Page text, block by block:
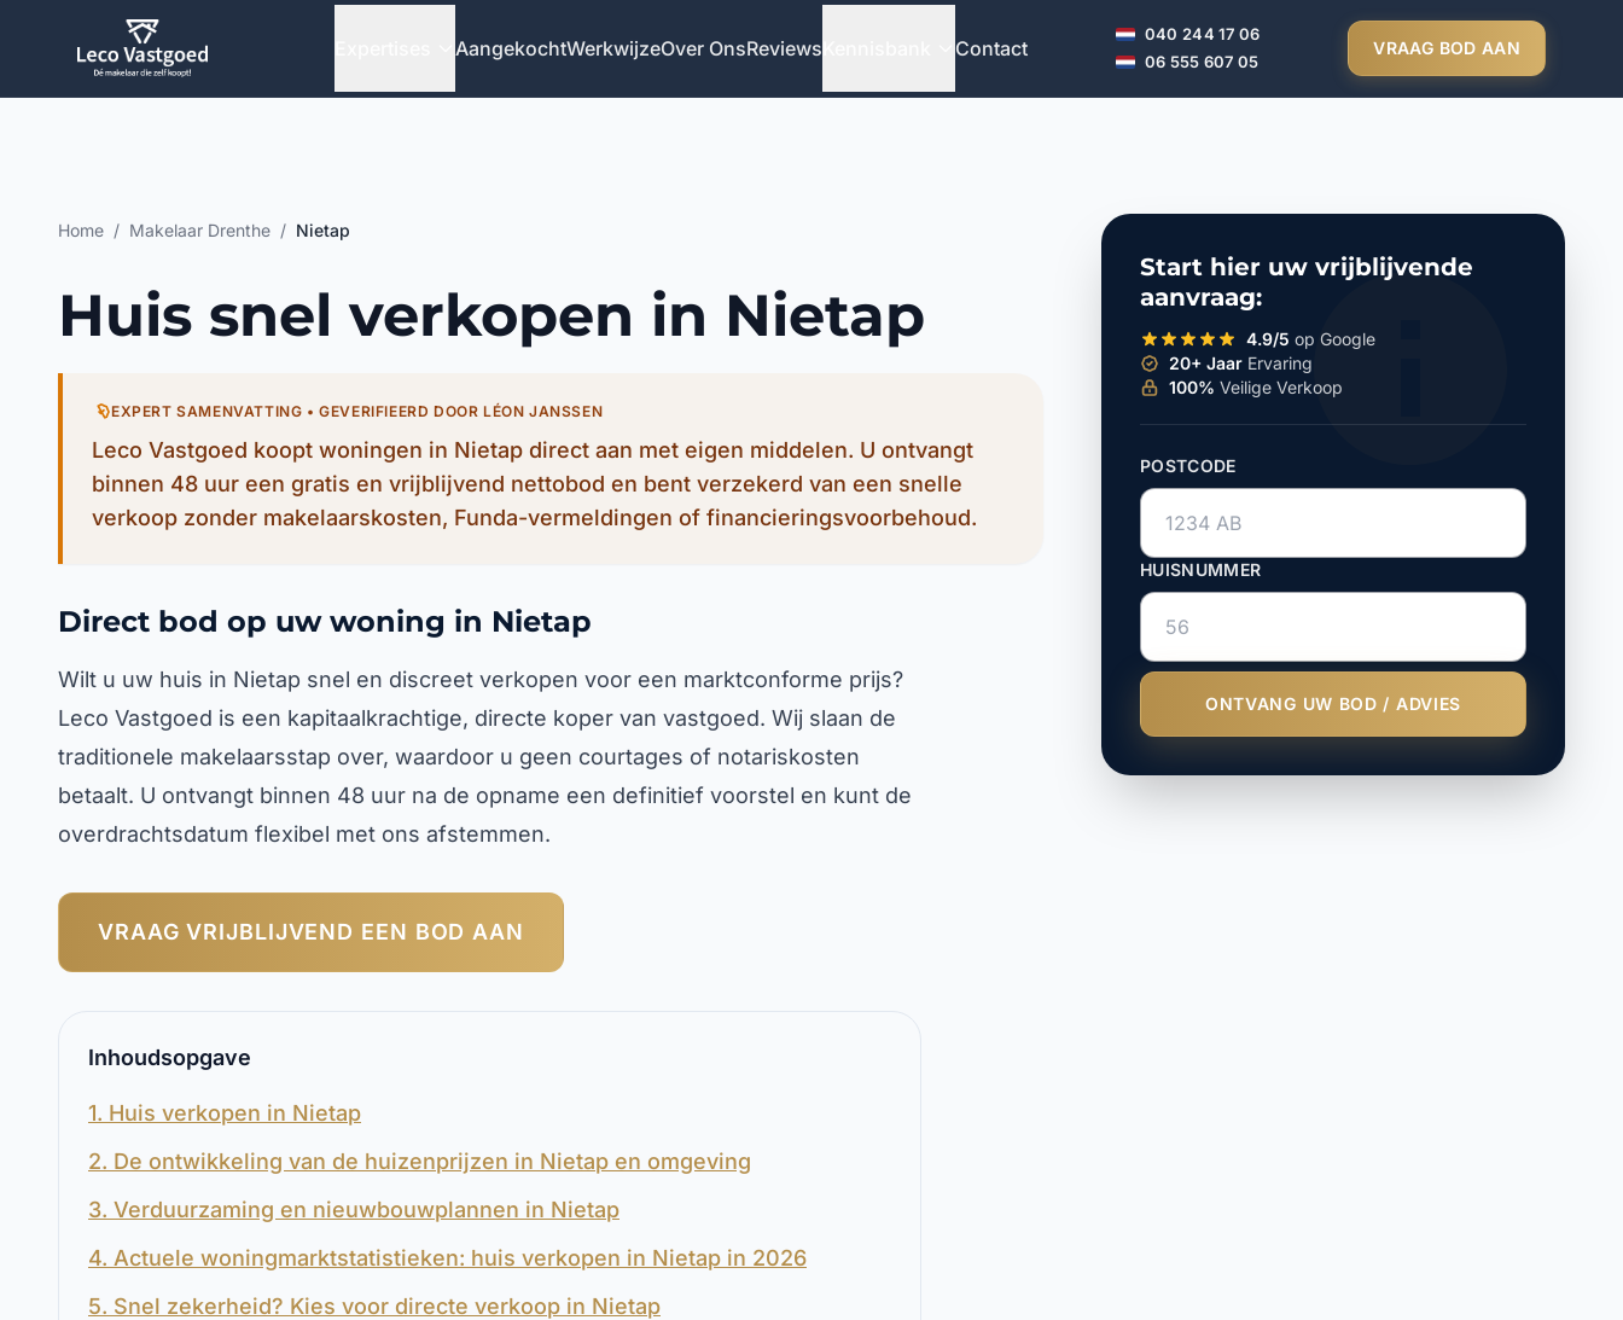
Ga direct naar inhoud
AangekochtWerkwijzeOver OnsReviews Contact
040 244 17 06
06 555 607 05
VRAAG BOD AAN
Home / Makelaar Drenthe / Nietap
Huis snel verkopen in Nietap
EXPERT SAMENVATTING • GEVERIFIEERD DOOR LÉON JANSSEN
Leco Vastgoed koopt woningen in Nietap direct aan met eigen middelen. U ontvangt
binnen 48 uur een gratis en vrijblijvend nettobod en bent verzekerd van een snelle
verkoop zonder makelaarskosten, Funda-vermeldingen of financieringsvoorbehoud.
Direct bod op uw woning in Nietap
Wilt u uw huis in Nietap snel en discreet verkopen voor een marktconforme prijs?
Leco Vastgoed is een kapitaalkrachtige, directe koper van vastgoed. Wij slaan de
traditionele makelaarsstap over, waardoor u geen courtages of notariskosten
betaalt. U ontvangt binnen 48 uur na de opname een definitief voorstel en kunt de
overdrachtsdatum flexibel met ons afstemmen.
VRAAG VRIJBLIJVEND EEN BOD AAN
Inhoudsopgave
1. Huis verkopen in Nietap
2. De ontwikkeling van de huizenprijzen in Nietap en omgeving
3. Verduurzaming en nieuwbouwplannen in Nietap
4. Actuele woningmarktstatistieken: huis verkopen in Nietap in 2026
5. Snel zekerheid? Kies voor directe verkoop in Nietap
Start hier uw vrijblijvende
aanvraag:
4.9/5 op Google
20+ Jaar Ervaring
100% Veilige Verkoop
POSTCODE
HUISNUMMER
ONTVANG UW BOD / ADVIES